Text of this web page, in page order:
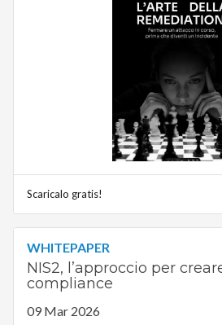
Scaricalo gratis!
WHITEPAPER
NIS2, l’approccio per
compliance
09 Mar 2026